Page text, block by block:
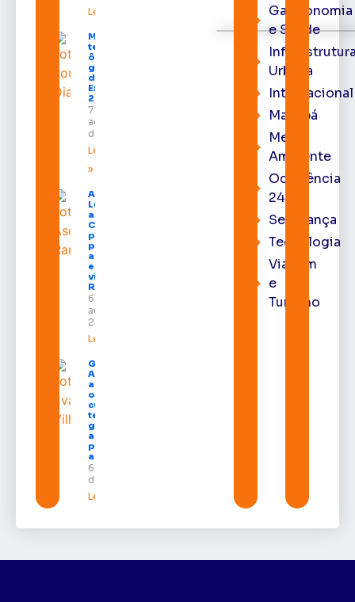
Leia mais »
Macapá
terá
ônibus
gratuitos
durante a
Expofeira
2026
7 de
agosto
de 2026
Leia mais
»
Após veto,
Lula envia
ao
Congresso
projeto
para criar
a UNIFRON
e grava
vídeo para
Randolfe
6 de
agosto de
2026
Leia mais »
Governo do
Amapá
amplia
oferta de
cursos
técnicos e
garante
auxílio
permanência
a estudantes
6 de agosto
de 2026
Leia mais »
Gastronomia
e Saúde
Urbana
Internacional
Macapá
Meio
Ambiente
Ocorrência
24h
Segurança
Tecnologia
Viagem
e
Turismo